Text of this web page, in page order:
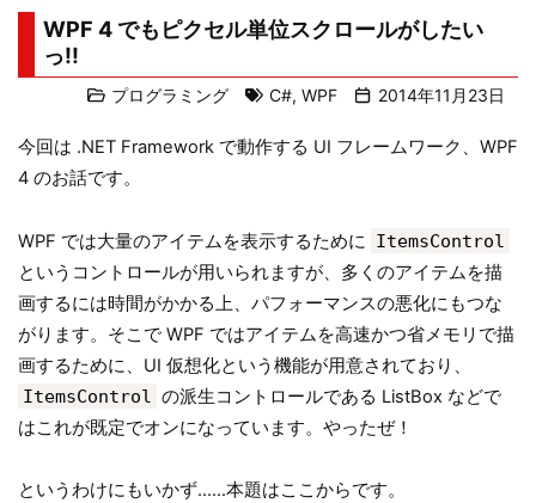
WPF 4 でもピクセル単位スクロールがしたい
っ!!
プログラミング C#, WPF 2014年11月23日
今回は .NET Framework で動作する UI フレームワーク、WPF
4 のお話です。
WPF では大量のアイテムを表示するために ItemsControl
というコントロールが用いられますが、多くのアイテムを描
画するには時間がかかる上、パフォーマンスの悪化にもつな
がります。そこで WPF ではアイテムを高速かつ省メモリで描
画するために、UI 仮想化という機能が用意されており、
ItemsControl
の派生コントロールである ListBox などで
はこれが既定でオンになっています。やったぜ！
というわけにもいかず……本題はここからです。